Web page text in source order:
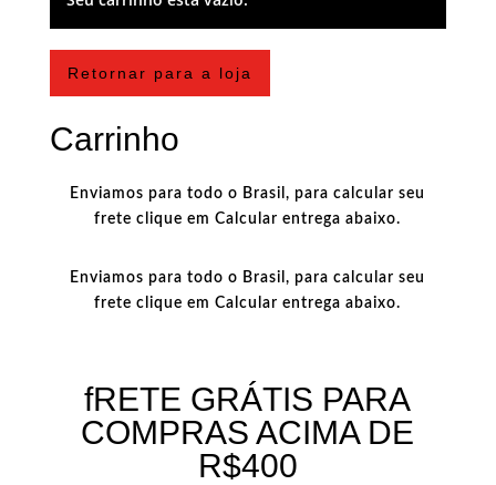
Retornar para a loja
Carrinho
Enviamos para todo o Brasil, para calcular seu
frete clique em Calcular entrega abaixo.
Enviamos para todo o Brasil, para calcular seu
frete clique em Calcular entrega abaixo.
fRETE GRÁTIS PARA
COMPRAS ACIMA DE
R$400